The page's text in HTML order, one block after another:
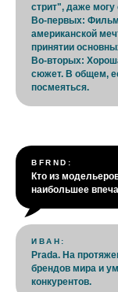
стрит", даже
Во-первых:
американской
принятии
Во-вторых:
сюжет. В общем,
посмеяться.
BFRND:
Кто из
наибольшее
ИВАН:
Prada. На
брендов мира и
конкурентов.